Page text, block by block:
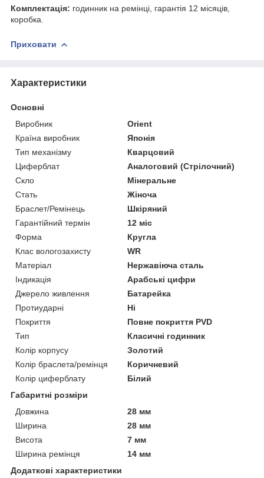
Комплектація: годинник на ремінці, гарантія 12 місяців,
коробка.
Приховати
Характеристики
Основні
Виробник
Orient
Країна виробник
Японія
Тип механізму
Кварцовий
Циферблат
Аналоговий (Стрілочний)
Скло
Мінеральне
Стать
Жіноча
Браслет/Ремінець
Шкіряний
Гарантійний термін
12 міс
Форма
Кругла
Клас вологозахисту
WR
Матеріал
Нержавіюча сталь
Індикація
Арабські цифри
Джерело живлення
Батарейка
Протиударні
Ні
Покриття
Повне покриття PVD
Тип
Класичні годинник
Колір корпусу
Золотий
Колір браслета/ремінця
Коричневий
Колір циферблату
Білий
Габаритні розміри
Довжина
28 мм
Ширина
28 мм
Висота
7 мм
Ширина ремінця
14 мм
Додаткові характеристики